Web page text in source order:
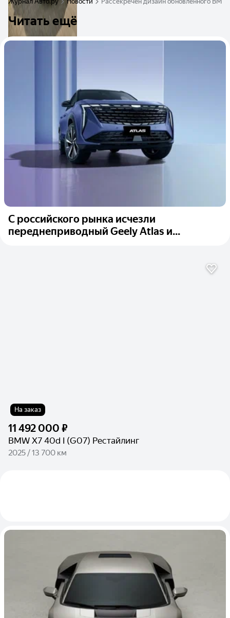
Читать ещё
С российского рынка исчезли
переднеприводный Geely Atlas и...
На заказ
11 492 000 ₽
BMW X7 40d I (G07) Рестайлинг
2025 / 13 700 км